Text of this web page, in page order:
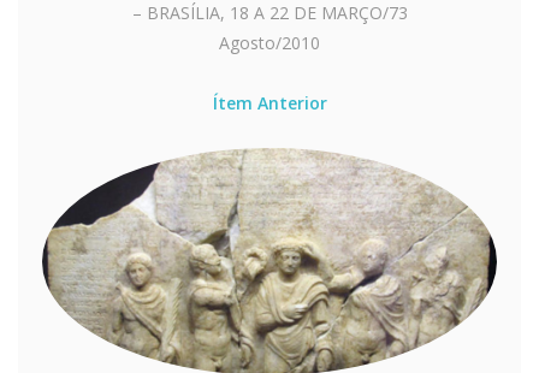
– BRASÍLIA, 18 A 22 DE MARÇO/73
Agosto/2010
Ítem Anterior